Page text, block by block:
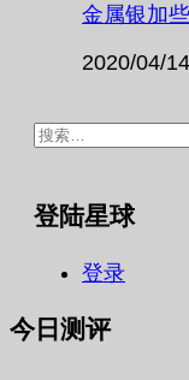
金属银加
2020/04/14
搜
登陆星球
登录
今日测评